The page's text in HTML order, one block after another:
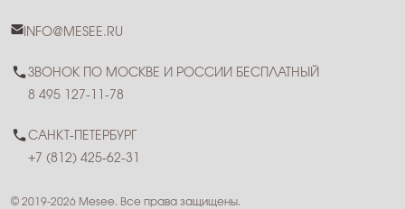
INFO@MESEE.RU
ЗВОНОК ПО МОСКВЕ И РОССИИ БЕСПЛАТНЫЙ
8 495 127-11-78
САНКТ-ПЕТЕРБУРГ
+7 (812) 425-62-31
© 2019-2026 Mesee. Все права защищены.